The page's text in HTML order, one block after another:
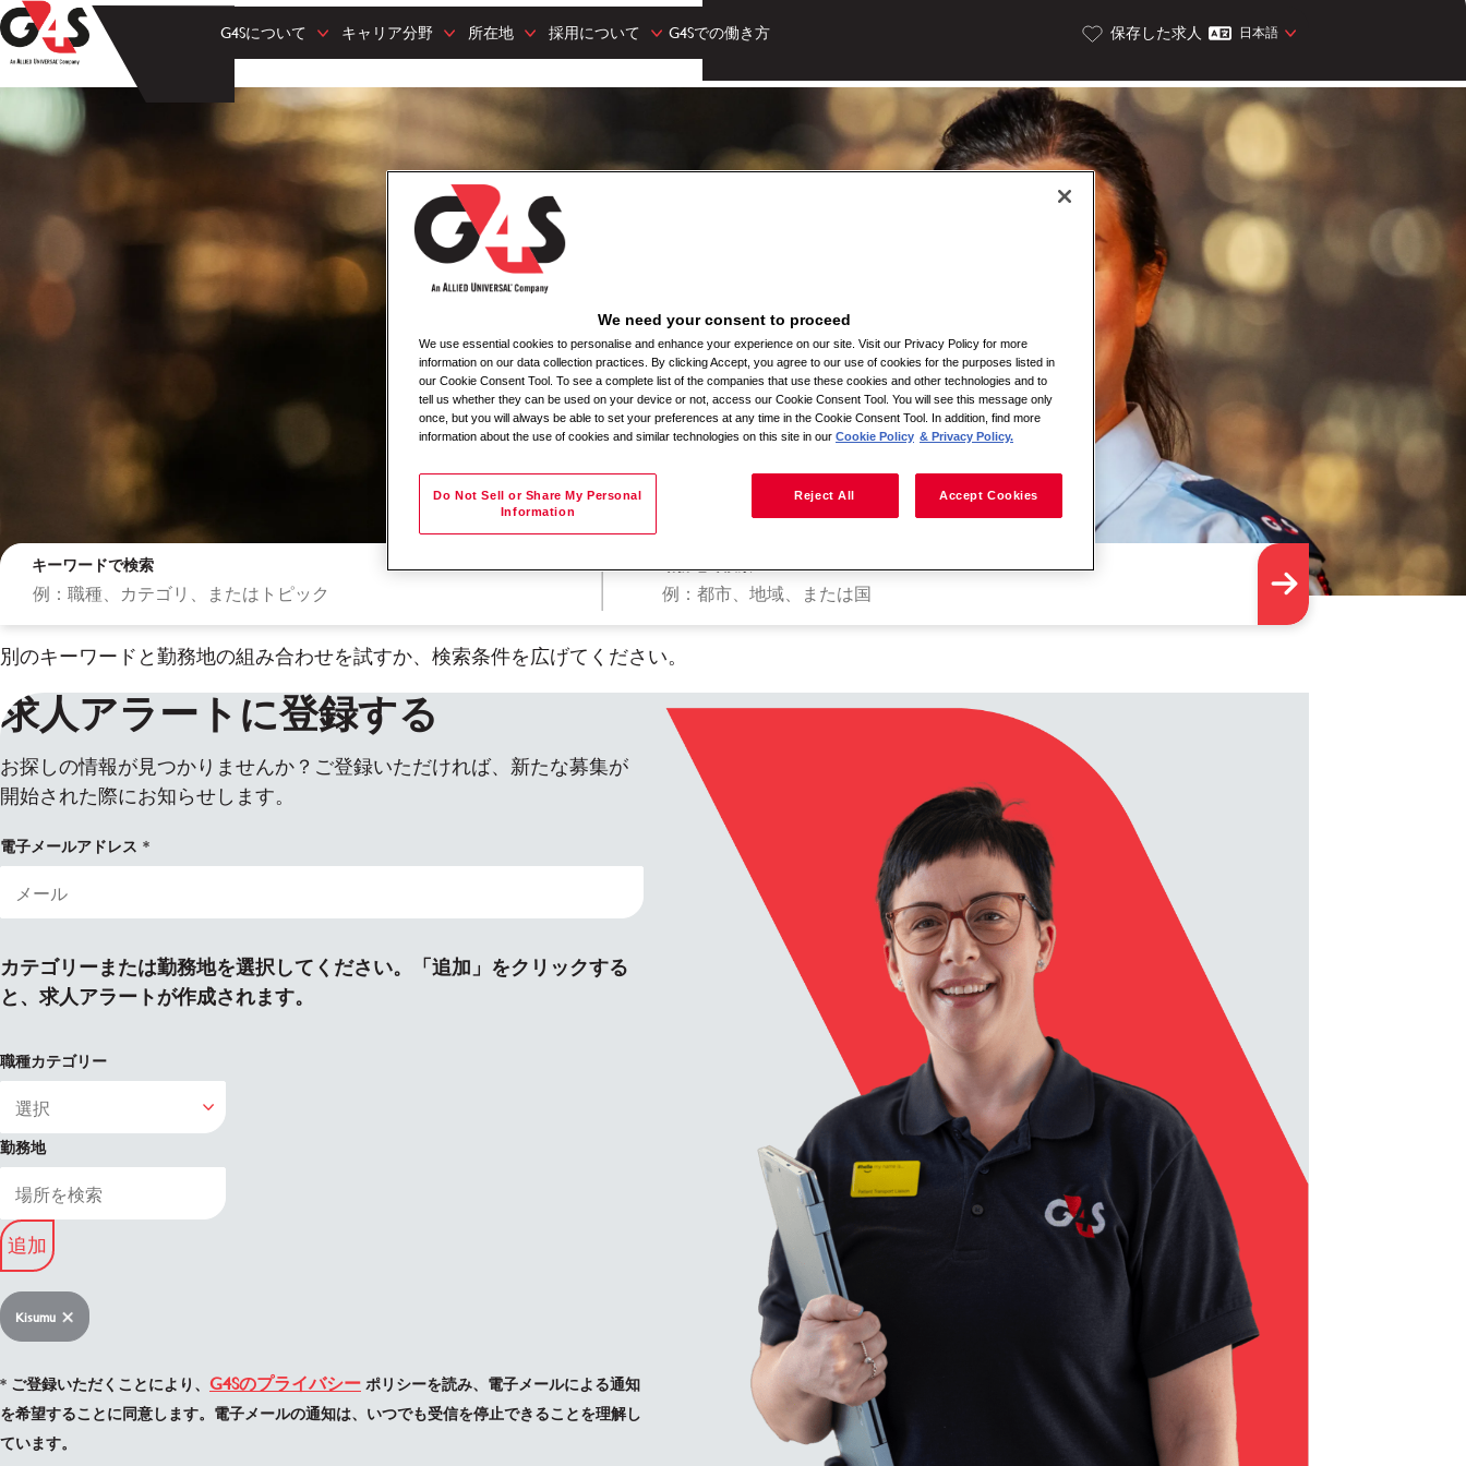
G4Sについて キャリア分野 所在地 採用について G4Sでの働き方 保存した求人 日本語
検索結果
キーワードで検索 勤務地で検索
別のキーワードと勤務地の組み合わせを試すか、検索条件を広げてください。
求人アラートに登録する
お探しの情報が見つかりませんか？ご登録いただければ、新たな募集が
開始された際にお知らせします。
電子メールアドレス
カテゴリーまたは勤務地を選択してください。「追加」をクリックする
と、求人アラートが作成されます。
職種カテゴリー
勤務地
追加
Kisumu
* ご登録いただくことにより、 G4Sのプライバシー ポリシーを読み、電子メールによる通知
を希望することに同意します。電子メールの通知は、いつでも受信を停止できることを理解し
ています。
We need your consent to proceed
We use essential cookies to personalise and enhance your experience on our site. Visit our Privacy Policy for more
information on our data collection practices. By clicking Accept, you agree to our use of cookies for the purposes listed in
our Cookie Consent Tool. To see a complete list of the companies that use these cookies and other technologies and to
tell us whether they can be used on your device or not, access our Cookie Consent Tool. You will see this message only
once, but you will always be able to set your preferences at any time in the Cookie Consent Tool. In addition, find more
information about the use of cookies and similar technologies on this site in our Cookie Policy & Privacy Policy.
Do Not Sell or Share My Personal
Information
Reject All Accept Cookies